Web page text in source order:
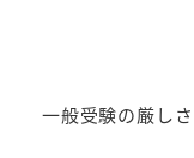
一般受験の厳し